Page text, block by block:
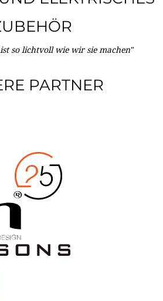
so lichtvoll wie wir sie machen"
PARTNER